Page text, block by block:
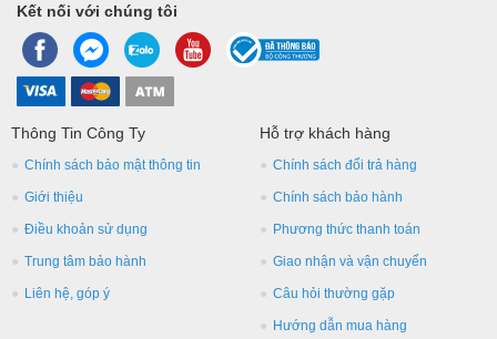
Kết nối với chúng tôi
Thông Tin Công Ty
Chính sách bảo mật thông tin
Giới thiệu
Điều khoản sử dụng
Trung tâm bảo hành
Liên hệ, góp ý
Hỗ trợ khách hàng
Chính sách đổi trả hàng
Chính sách bảo hành
Phương thức thanh toán
Giao nhận và vận chuyển
Câu hỏi thường gặp
Hướng dẫn mua hàng